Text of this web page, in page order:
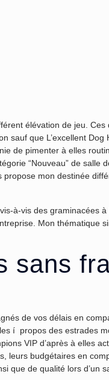
élévation de jeu. Ces
sauf que L’excellent Dog
de pimenter à elles
“Nouveau” de salle
mon destinée
à-vis des graminacées
Mon thématique
sans
de vos délais en
í propos des estrades
VIP d’après à elles
leurs budgétaires en
que de qualité lors d’un